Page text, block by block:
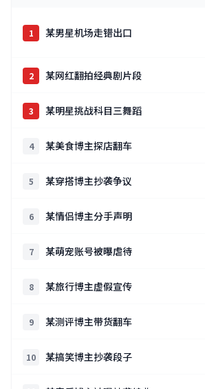
1 某男星机场走错出口
2 某网红翻拍经典剧片段
3 某明星挑战科目三舞蹈
4 某美食博主探店翻车
5 某穿搭博主抄袭争议
6 某情侣博主分手声明
7 某萌宠账号被曝虐待
8 某旅行博主虚假宣传
9 某测评博主带货翻车
10 某搞笑博主抄袭段子